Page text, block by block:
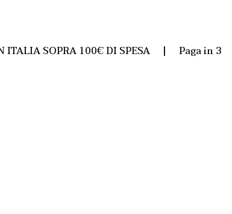
ITALIA SOPRA 100€ DI SPESA | Paga in 3